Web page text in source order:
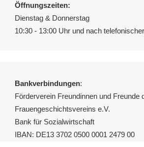
Öffnungszeiten:
Dienstag & Donnerstag
10:30 - 13:00 Uhr und nach
Bankverbindungen:
Förderverein Freundinnen und Freunde
Frauengeschichtsvereins e.V.
Bank für Sozialwirtschaft
IBAN: DE13 3702 0500 0001 2479 00